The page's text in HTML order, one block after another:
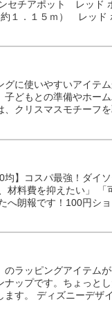
セチアポット レッド
１．１５ｍ） レッド
に使いやすいアイテ
どもとの準備やホー
クリスマスモチーフ
】コスパ最強！ダイ
材料費を抑えたい」 「
朗報です！100円ショ
ラッピングアイテム
ップです。ちょっと
す。 ディズニーデザ